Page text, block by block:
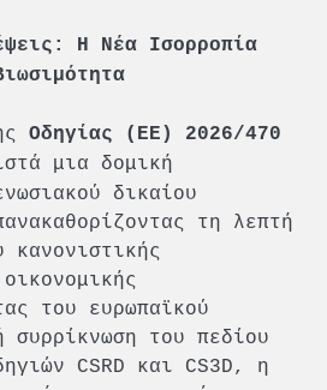
: Η Νέα Ισορροπία
Οδηγίας (ΕΕ) 2026/470
μια δομική
δικαίου
τη λεπτή
κανονιστικής
του ευρωπαϊκού
του πεδίου
CSRD και CS3D, η